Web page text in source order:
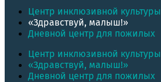
Центр инклюзивной культуры
«Здравствуй, малыш!»
Дневной центр для пожилых
Центр инклюзивной культуры
«Здравствуй, малыш!»
Дневной центр для пожилых